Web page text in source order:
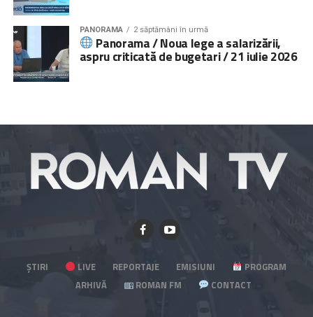
PANORAMA 2 săptămâni în urmă
Panorama / Noua lege a salarizării,
aspru criticată de bugetari / 21 iulie 2026
ȘTIRI LIVE REPORTAJE EMISIUNI
PROGRAM
ARHIVĂ
ROMAN FM CONTACT